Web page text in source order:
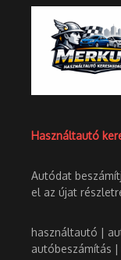
Használtautó
Autódat
el az újat
használtautó |
autóbeszámítás